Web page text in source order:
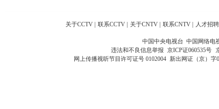
关于CCTV | 联系CCTV | 关于CNTV | 联系CNTV | 人才招聘
中国中央电视台 中国网络电
违法和不良信息举报 京ICP证060535号
网上传播视听节目许可证号 0102004 新出网证（京）